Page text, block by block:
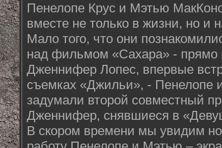
Пенелопе Крус и Мэтью
вместе не только в жизни, но и
Мало того, что они
над фильмом «Сахара» -
Дженнифер Лопес, впервые
съемках «Джильи», - Пенелопе
задумали второй совместный
Дженнифер, снявшиеся в
В скором времени мы увидим